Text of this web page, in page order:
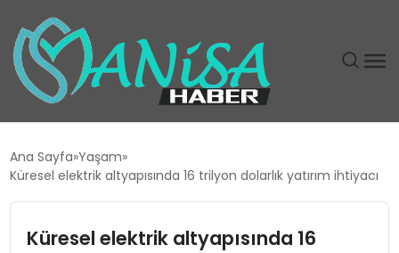
EKONOMI
Ana Sayfa Yaşam
Küresel elektrik altyapısında 16 trilyon dolarlık yatırım ihtiyacı
Küresel elektrik altyapısında 16